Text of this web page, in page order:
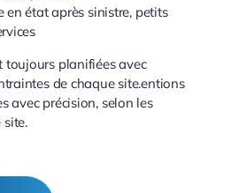
en état après sinistre, petits
toujours planifiées avec
de chaque site.entions
avec précision, selon les
site.